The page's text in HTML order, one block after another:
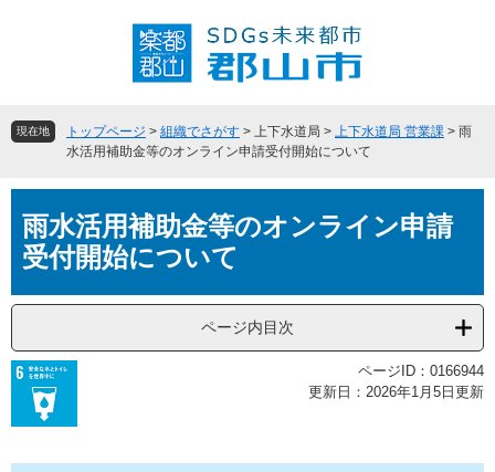
頭
飛現在地 トップページ > 組織でさがす > 上下水道局 > 上下水道局 営業課 > 雨
水活用補助金等のオンライン申請受付開始について
文雨水活用補助金等のオンライン申請
受付開始について
ページ内目次
ページID：0166944
更新日：2026年1月5日更新